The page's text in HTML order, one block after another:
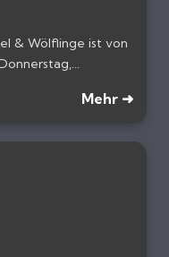
& Wölflinge ist von
Mehr ➜